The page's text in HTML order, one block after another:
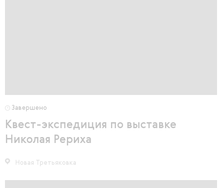
Завершено
Квест-экспедиция по выставке
Николая Рериха
Новая Третьяковка